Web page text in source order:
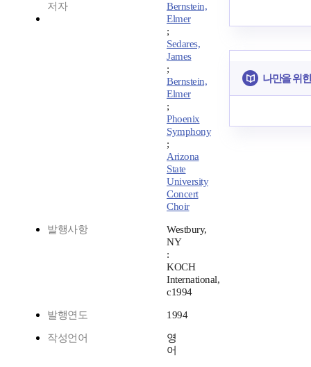
저자
Bernstein,
Elmer
;
Sedares,
James
;
Bernstein,
Elmer
;
Phoenix
Symphony
;
Arizona
State
University
Concert
Choir
발행사항
Westbury,
NY
:
KOCH
International,
c1994
발행연도 1994
작성언어
영
어
나만을 위